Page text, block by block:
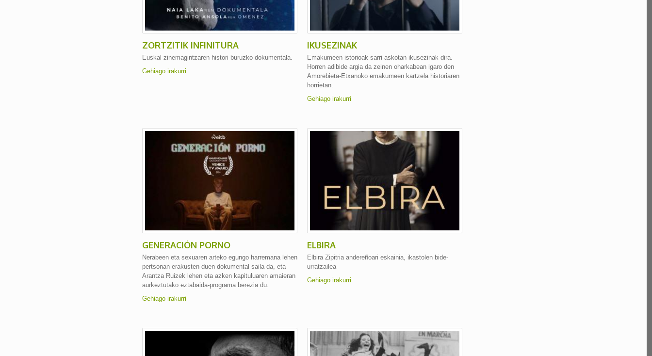
ZORTZITIK INFINITURA
Euskal zinemagintzaren histori buruzko dokumentala.
Gehiago irakurri
IKUSEZINAK
Emakumeen istorioak sarri askotan ikusezinak dira.
Horren adibide argia da zeinen oharkabean igaro den
Amorebieta-Etxanoko emakumeen kartzela historiaren
horrietan.
Gehiago irakurri
GENERACIÓN PORNO
Nerabeen eta sexuaren arteko egungo harremana lehen
pertsonan erakusten duen dokumental-saila da, eta
Arantza Ruizek lehen eta azken kapituluaren amaieran
aurkeztutako eztabaida-programa berezia du.
Gehiago irakurri
ELBIRA
Elbira Zipitria andereñoari eskainia, ikastolen bide-
urratzailea
Gehiago irakurri